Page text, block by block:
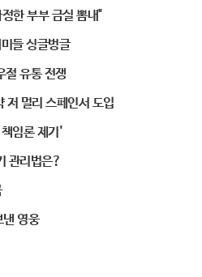
한 부부 금실 뽐내"
들 싱글벙글
절 유통 전쟁
저 멀리 스페인서 도입
임론 제기'
관리법은?
영웅